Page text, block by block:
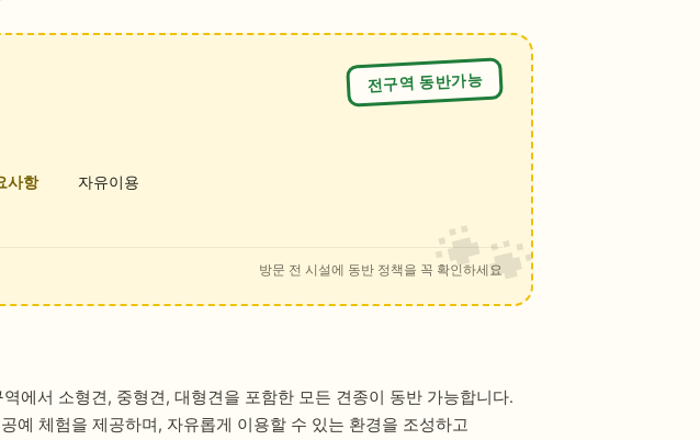
전구역 동반가능
사항
자유이용
방문 전 시설에 동반 정책을 꼭 확인하세요
에서 소형견, 중형견, 대형견을 포함한 모든 견종이 동반 가능합니다.
예 체험을 제공하며, 자유롭게 이용할 수 있는 환경을 조성하고